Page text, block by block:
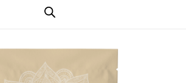
Azeites | Óleos | Temperos